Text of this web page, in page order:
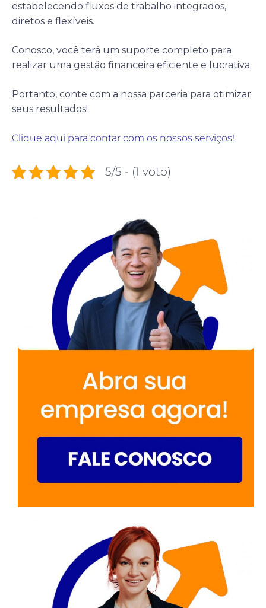
estabelecendo fluxos de trabalho integrados,
diretos e flexíveis.
Conosco, você terá um suporte completo para
realizar uma gestão financeira eficiente e lucrativa.
Portanto, conte com a nossa parceria para otimizar
seus resultados!
Clique aqui para contar com os nossos serviços!
5/5 - (1 voto)